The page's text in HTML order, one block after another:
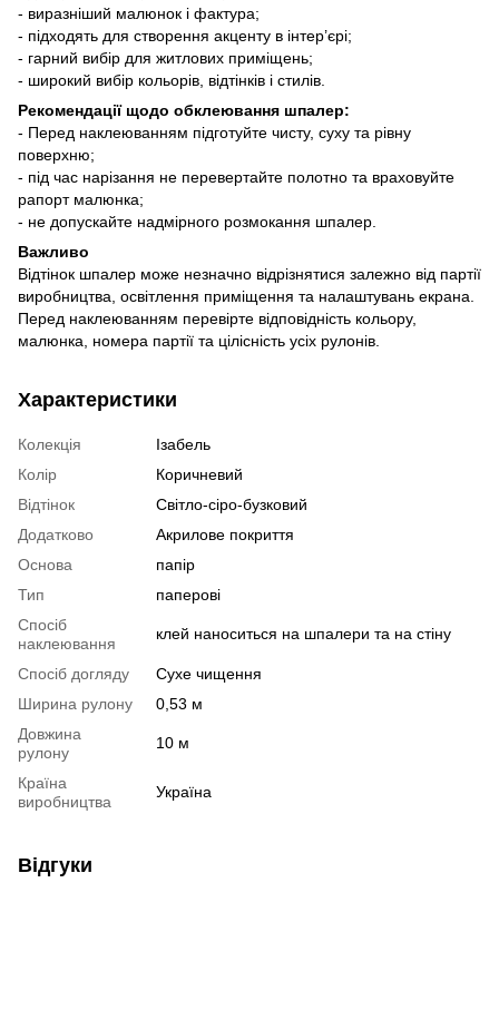
- виразніший малюнок і фактура;
- підходять для створення акценту в інтер’єрі;
- гарний вибір для житлових приміщень;
- широкий вибір кольорів, відтінків і стилів.
Рекомендації щодо обклеювання шпалер:
- Перед наклеюванням підготуйте чисту, суху та рівну
поверхню;
- під час нарізання не перевертайте полотно та враховуйте
рапорт малюнка;
- не допускайте надмірного розмокання шпалер.
Важливо
Відтінок шпалер може незначно відрізнятися залежно від партії
виробництва, освітлення приміщення та налаштувань екрана.
Перед наклеюванням перевірте відповідність кольору,
малюнка, номера партії та цілісність усіх рулонів.
Характеристики
Колекція
Ізабель
Колір
Коричневий
Відтінок
Світло-сіро-бузковий
Додатково
Акрилове покриття
Основа
папір
Тип
паперові
Спосіб
наклеювання
клей наноситься на шпалери та на стіну
Спосіб догляду
Cухе чищення
Ширина рулону
0,53 м
Довжина
рулону
10 м
Країна
виробництва
Україна
Відгуки